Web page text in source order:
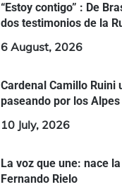
“Estoy contigo” : De
dos testimonios de la
6 August, 2026
Cardenal Camillo Ruini
paseando por los Alpes
10 July, 2026
La voz que une: nace la
Fernando Rielo